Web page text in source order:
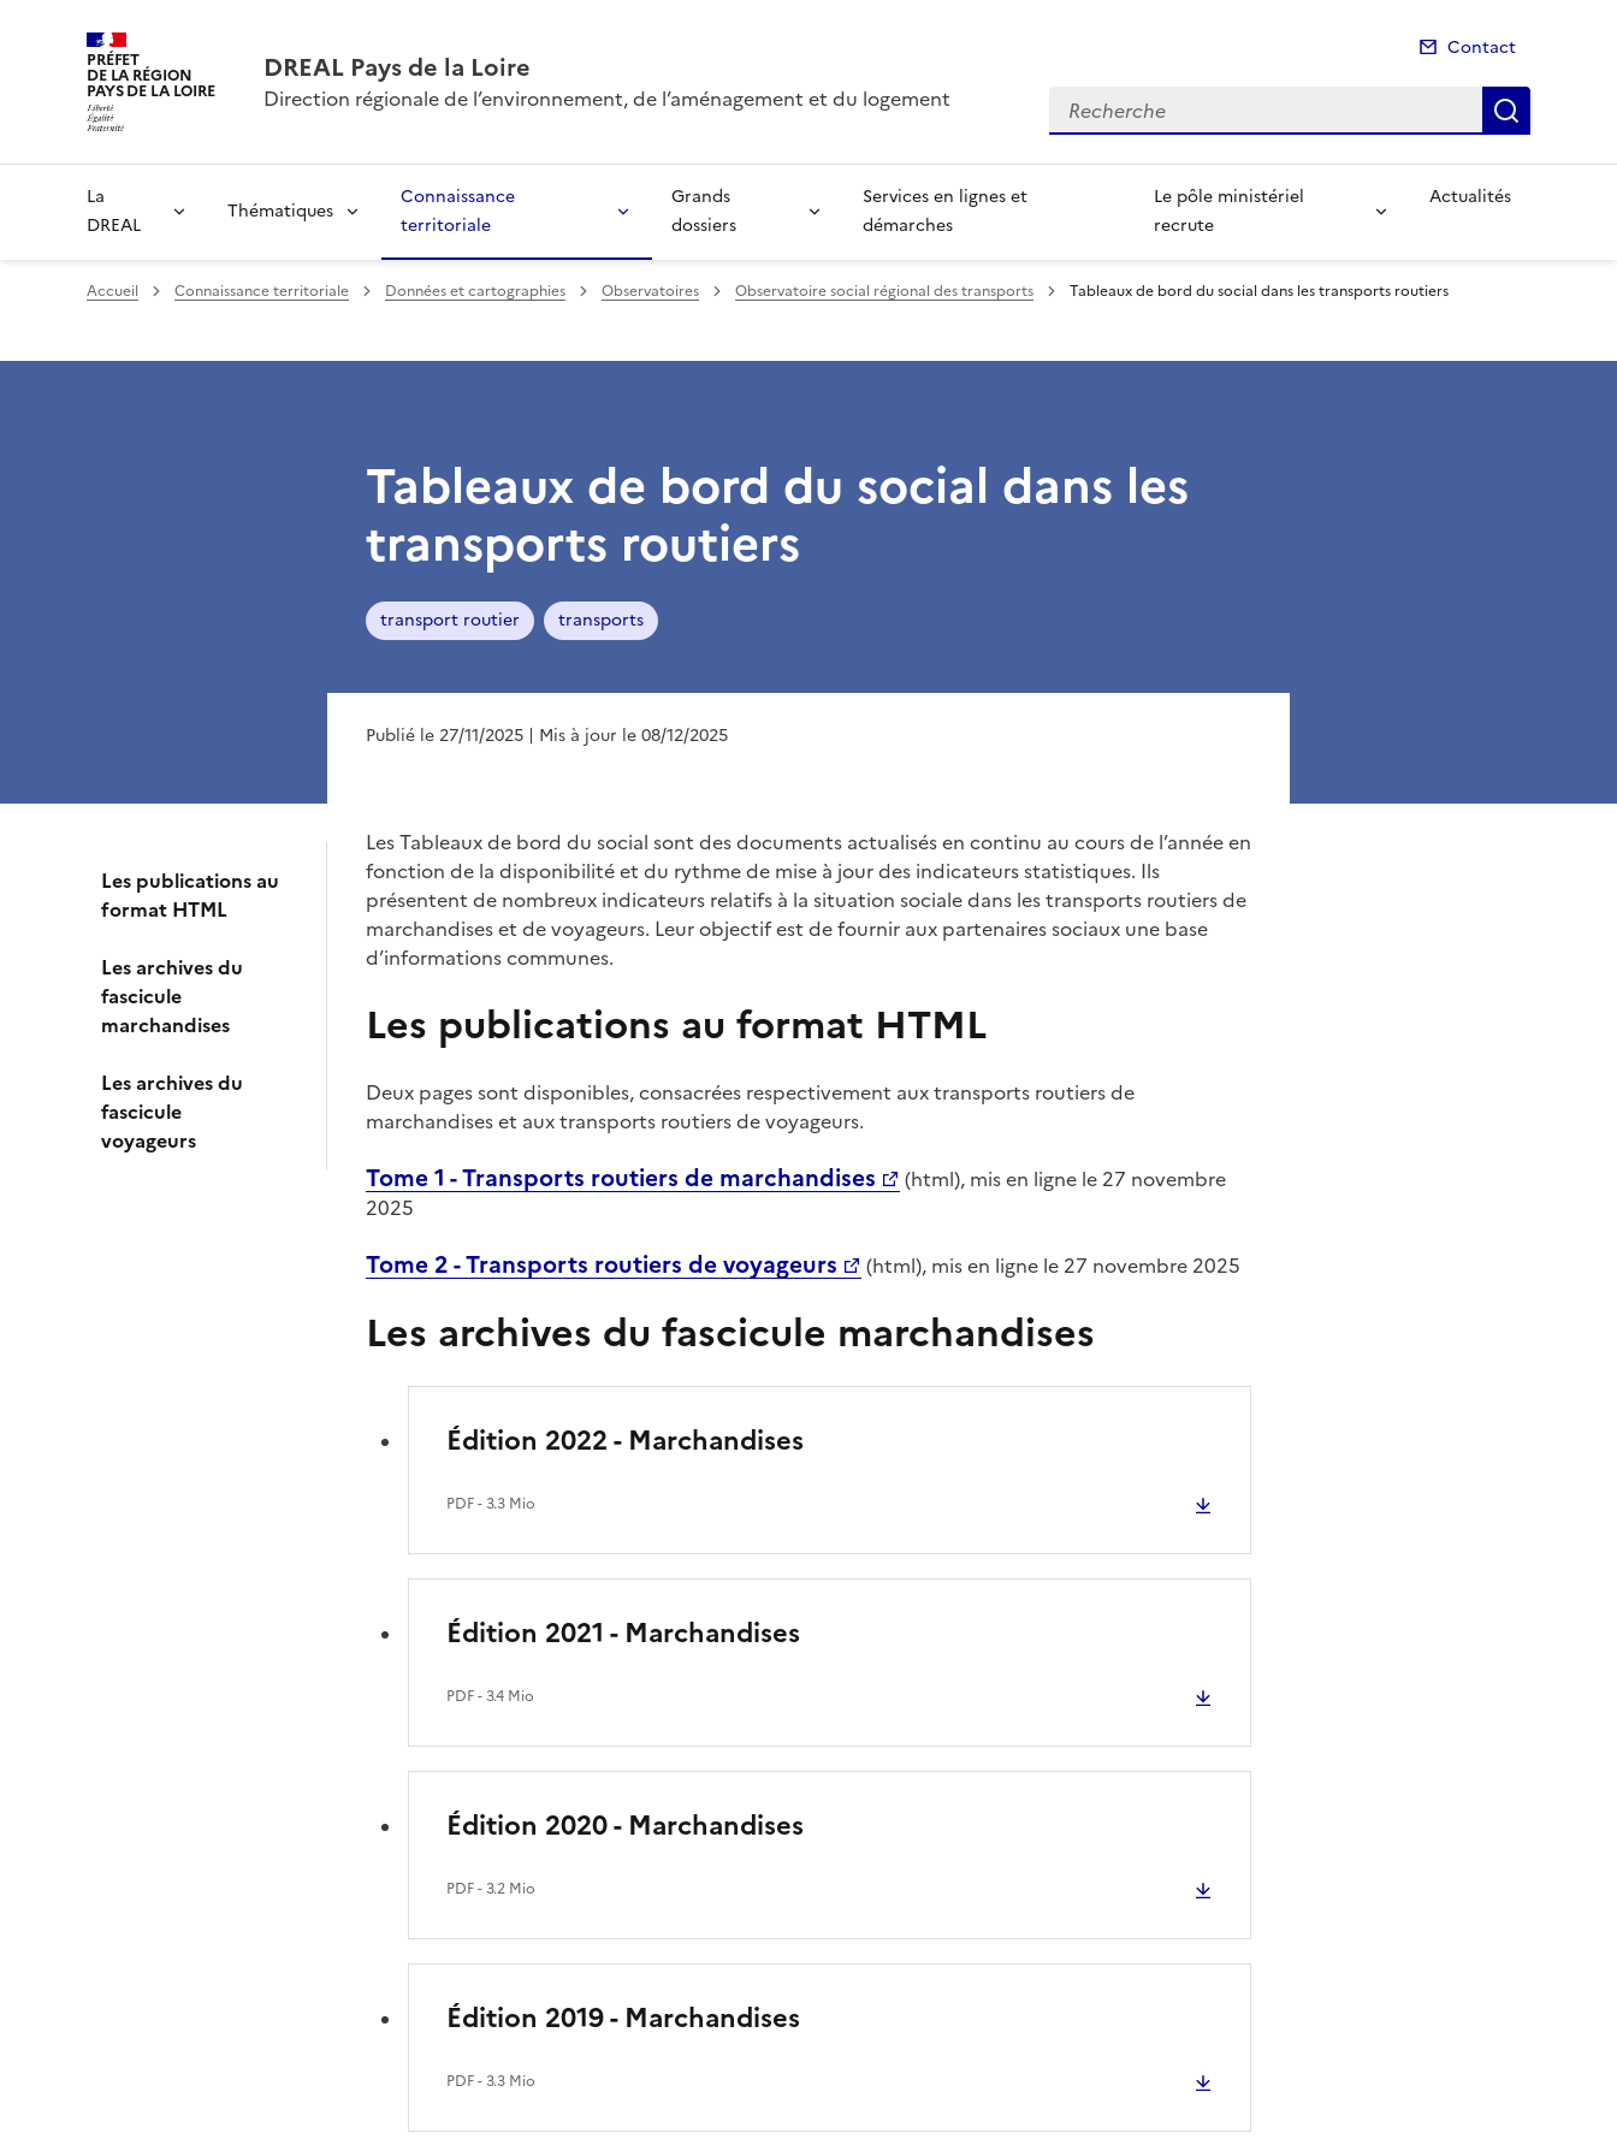
PRÉFET
DE LA RÉGION
PAYS DE LA LOIRE
DREAL Pays de la Loire
Direction régionale de l’environnement, de l’aménagement et du logement
Contact
Recherche
La
DREAL
Thématiques
Connaissance
territoriale
Grands
dossiers
Services en lignes et
démarches
Le pôle ministériel
recrute
Actualités
Accueil Connaissance territoriale Données et cartographies Observatoires Observatoire social régional des transports Tableaux de bord du social dans les transports routiers
Les publications au
format HTML
Les archives du
fascicule
marchandises
Les archives du
fascicule
voyageurs
Tableaux de bord du social dans les
transports routiers
transport routier transports
Publié le 27/11/2025 | Mis à jour le 08/12/2025
Les Tableaux de bord du social sont des documents actualisés en continu au cours de l’année en
fonction de la disponibilité et du rythme de mise à jour des indicateurs statistiques. Ils
présentent de nombreux indicateurs relatifs à la situation sociale dans les transports routiers de
marchandises et de voyageurs. Leur objectif est de fournir aux partenaires sociaux une base
d’informations communes.
Les publications au format HTML
Deux pages sont disponibles, consacrées respectivement aux transports routiers de
marchandises et aux transports routiers de voyageurs.
Tome 1 - Transports routiers de marchandises
(html), mis en ligne le 27 novembre
2025
Tome 2 - Transports routiers de voyageurs (html), mis en ligne le 27 novembre 2025
Les archives du fascicule marchandises
Édition 2022 - Marchandises
PDF- 3.3 Mio
Édition 2021 - Marchandises
PDF- 3.4 Mio
Édition 2020 - Marchandises
PDF- 3.2 Mio
Édition 2019 - Marchandises
PDF- 3.3 Mio